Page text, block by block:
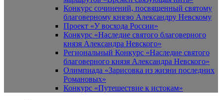
Конкурс сочинений, посвященный святому
благоверному князю Александру Невскому
Проект «У восхода России»
Конкурс «Наследие святого благоверного
князя Александра Невского»
Региональный Конкурс «Наследие святого
благоверного князя Александра Невского»
Олимпиада «Зарисовка из жизни последних
Романовых»
Конкурс «Путешествие к истокам»